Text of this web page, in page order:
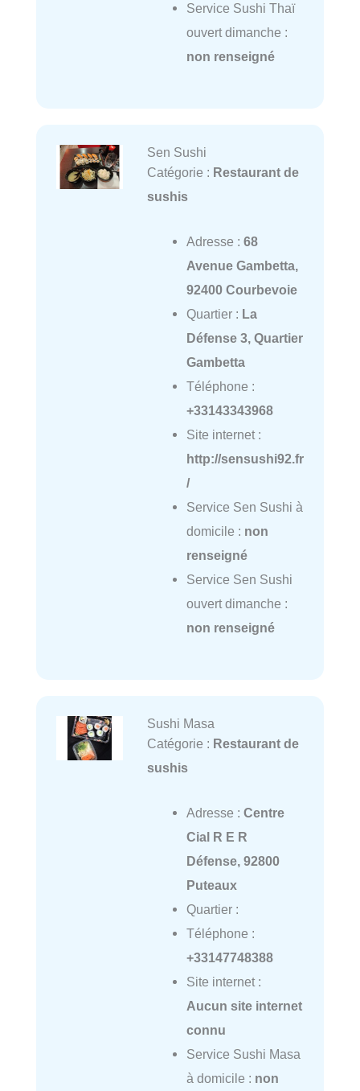
Service Sushi Thaï
ouvert dimanche :
non renseigné
Sen Sushi
Catégorie : Restaurant de
sushis
Adresse : 68
Avenue Gambetta,
92400 Courbevoie
Quartier : La
Défense 3, Quartier
Gambetta
Téléphone :
+33143343968
Site internet :
http://sensushi92.fr
/
Service Sen Sushi à
domicile : non
renseigné
Service Sen Sushi
ouvert dimanche :
non renseigné
Sushi Masa
Catégorie : Restaurant de
sushis
Adresse : Centre
Cial R E R
Défense, 92800
Puteaux
Quartier :
Téléphone :
+33147748388
Site internet :
Aucun site internet
connu
Service Sushi Masa
à domicile : non